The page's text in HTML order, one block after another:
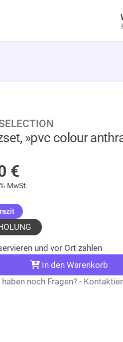
»pvc colour
€
MwSt.
(ausgewählt)
und vor Ort zahlen
In den Warenkorb
haben noch Fragen? -